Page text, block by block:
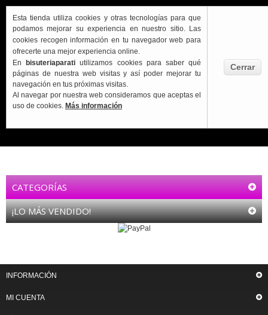
Carrito:
CATEGORÍAS
¡LO MÁS VENDIDO!
INFORMACIÓN
MI CUENTA
Esta tienda utiliza cookies y otras tecnologías para que
podamos mejorar su experiencia en nuestro sitio. Las
cookies recogen información en tu navegador web para
ofrecerte una mejor experiencia online.
En
bisuteriaparati utilizamos cookies para saber qué
páginas de nuestra web visitas y así poder mejorar tu
navegación en tus próximas visitas.
Al navegar por nuestra web consideramos que aceptas el
uso de cookies. Más información
Cerrar